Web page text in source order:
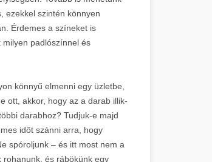
ezekkel szintén könnyen
Érdemes a színeket is
padlószínnel és
könnyű elmenni egy üzletbe,
ott, akkor, hogy az a darab illik-
darabhoz? Tudjuk-e majd
időt szánni arra, hogy
spóroljunk – és itt most nem a
rohanunk, és rábökünk egy